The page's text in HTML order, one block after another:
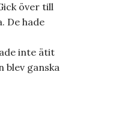
över till
De hade
inte ätit
blev ganska